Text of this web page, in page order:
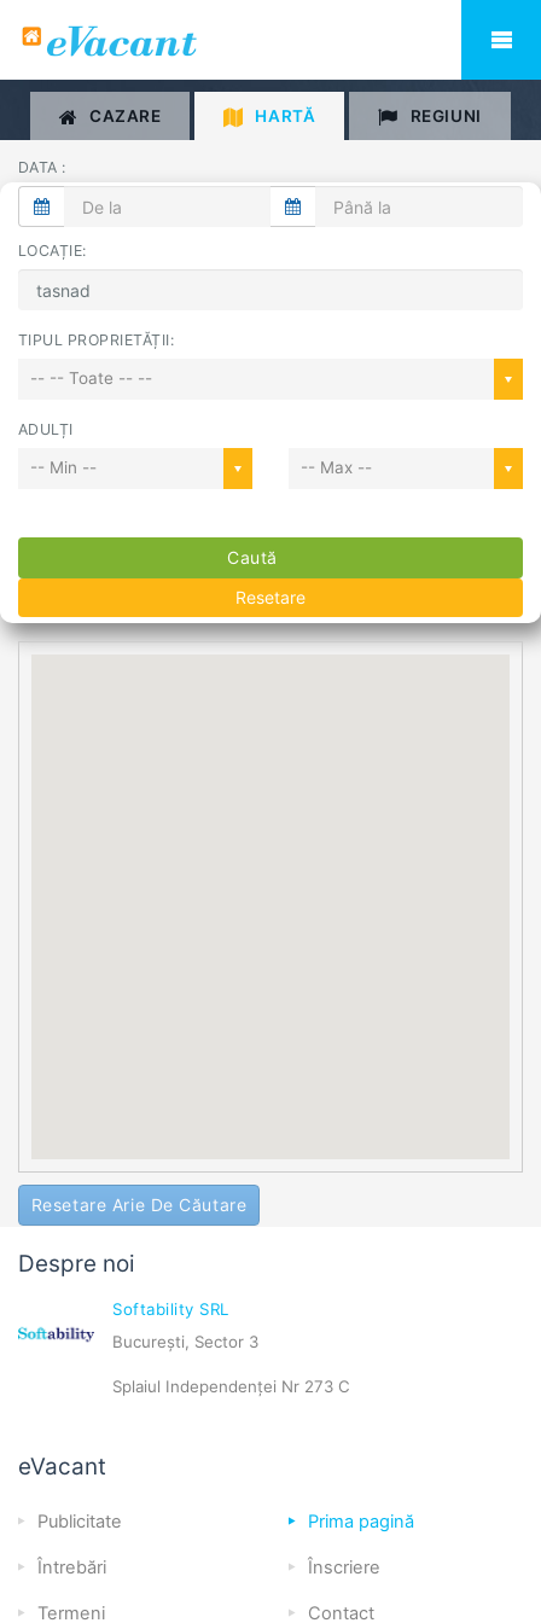
CAZARE HARTĂ REGIUNI
DATA :
LOCAȚIE:
TIPUL PROPRIETĂȚII:
-- -- Toate -- --
ADULȚI
-- Min -- -- Max --
Caută
Resetare
Resetare Arie De Căutare
Despre noi
Softability SRL
București, Sector 3
Splaiul Independenței Nr 273 C
eVacant
Publicitate Prima pagină
Întrebări Înscriere
Termeni Contact